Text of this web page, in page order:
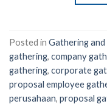
Posted in Gathering
gathering, company
gathering, corporate
proposal employee
perusahaan, proposal